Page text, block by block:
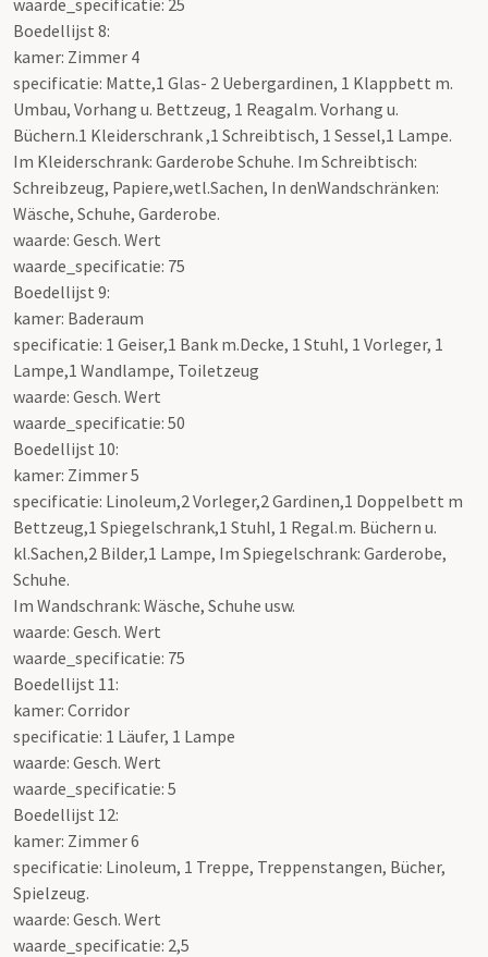
Boedellijst 8:
kamer: Zimmer 4
specificatie: Matte,1 Glas- 2 Uebergardinen, 1 Klappbett m.
Umbau, Vorhang u. Bettzeug, 1 Reagalm. Vorhang u.
Büchern.1 Kleiderschrank ,1 Schreibtisch, 1 Sessel,1 Lampe.
Im Kleiderschrank: Garderobe Schuhe. Im Schreibtisch:
Schreibzeug, Papiere,wetl.Sachen, In denWandschränken:
Wäsche, Schuhe, Garderobe.
waarde: Gesch. Wert
waarde_specificatie: 75
Boedellijst 9:
kamer: Baderaum
specificatie: 1 Geiser,1 Bank m.Decke, 1 Stuhl, 1 Vorleger, 1
Lampe,1 Wandlampe, Toiletzeug
waarde: Gesch. Wert
waarde_specificatie: 50
Boedellijst 10:
kamer: Zimmer 5
specificatie: Linoleum,2 Vorleger,2 Gardinen,1 Doppelbett m
Bettzeug,1 Spiegelschrank,1 Stuhl, 1 Regal.m. Büchern u.
kl.Sachen,2 Bilder,1 Lampe, Im Spiegelschrank: Garderobe,
Schuhe.
Im Wandschrank: Wäsche, Schuhe usw.
waarde: Gesch. Wert
waarde_specificatie: 75
Boedellijst 11:
kamer: Corridor
specificatie: 1 Läufer, 1 Lampe
waarde: Gesch. Wert
waarde_specificatie: 5
Boedellijst 12:
kamer: Zimmer 6
specificatie: Linoleum, 1 Treppe, Treppenstangen, Bücher,
Spielzeug.
waarde: Gesch. Wert
waarde_specificatie: 2,5